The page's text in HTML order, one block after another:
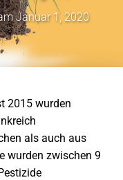
Januar 1, 2020
2015 wurden
als auch aus
wurden zwischen 9